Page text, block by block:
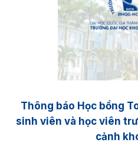
Thông báo Học bổng
sinh viên và học viên
cảnh